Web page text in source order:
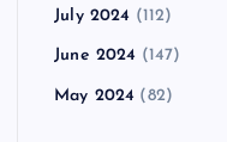
July 2024 (112)
June 2024 (147)
May 2024 (82)